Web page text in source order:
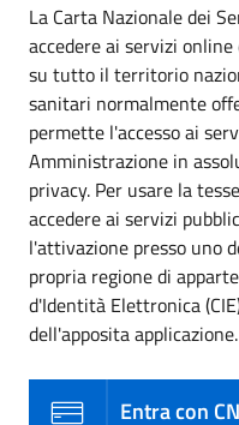
La Carta Nazionale dei
accedere ai servizi
su tutto il territorio
sanitari normalmente
permette l'accesso ai
Amministrazione in
privacy. Per usare la
accedere ai servizi
l'attivazione presso uno
propria regione di
d'Identità Elettronica
dell'apposita applicazione.
Entra con